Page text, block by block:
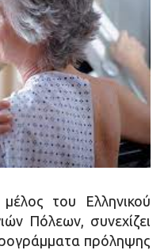
του Ελληνικού
Πόλεων, συνεχίζει
πρόληψης